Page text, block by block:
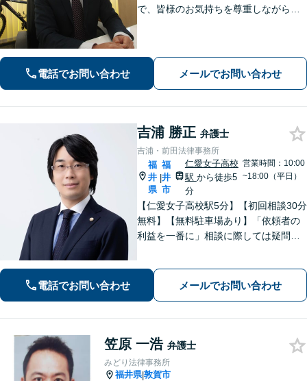
で、皆様のお気持ちを尊重しながら解
直通電話｜事前予約で夜間・休日可】
【完全個室】
電話でお問い合わせ メールでお問い合わせ
吉浦 勝正 弁護士
吉浦・前田法律事務所
福
井
県
|
福
井
市
仁愛女子高校
駅 から徒歩5
分
営業時間：10:00
~18:00（平日）
【仁愛女子高校駅5分】【初回相談30分
無料】【無料駐車場あり】「依頼者の
利益を一番に」相談に際しては疑問に
ております。企業法務/債権回収/離婚問
題【当日・夜間・土日対応可（要相
電話でお問い合わせ メールでお問い合わせ
笠原 一浩 弁護士
みどり法律事務所
福井県|敦賀市